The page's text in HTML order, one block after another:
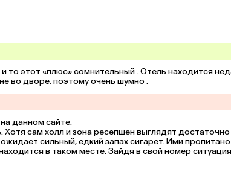
этот «плюс» сомнительный . Отель находится
во дворе, поэтому очень шумно .
данном сайте.
сам холл и зона ресепшен выглядят достаточно
сильный, едкий запах сигарет. Ими пропитано
в таком месте. Зайдя в свой номер